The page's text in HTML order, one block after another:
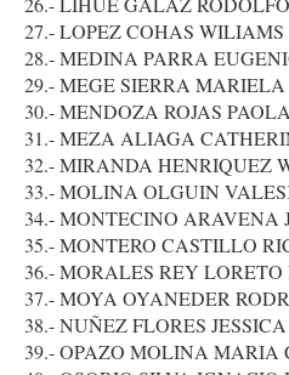
27.- LOPEZ COHAS WILIAMS
28.- MEDINA PARRA
29.- MEGE SIERRA MARIELA
30.- MENDOZA ROJAS
31.- MEZA ALIAGA
32.- MIRANDA HENRIQUEZ
33.- MOLINA OLGUIN
34.- MONTECINO ARAVENA
35.- MONTERO CASTILLO
36.- MORALES REY LORETO
37.- MOYA OYANEDER
38.- NUÑEZ FLORES
39.- OPAZO MOLINA MARIA